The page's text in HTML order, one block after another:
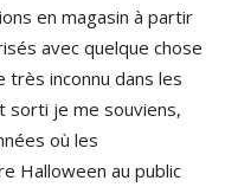
en magasin à partir
avec quelque chose
très inconnu dans les
sorti je me souviens,
où les
Halloween au public